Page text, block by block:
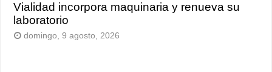
Vialidad incorpora maquinaria y renueva su
laboratorio
domingo, 9 agosto, 2026